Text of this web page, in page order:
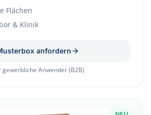
Flächen
& Klinik
anfordern
gewerbliche Anwender (B2B)